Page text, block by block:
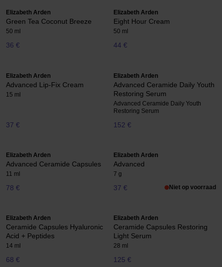
Elizabeth Arden
Green Tea Coconut Breeze
50 ml
36 €
Elizabeth Arden
Eight Hour Cream
50 ml
44 €
Elizabeth Arden
Advanced Lip-Fix Cream
15 ml
37 €
Elizabeth Arden
Advanced Ceramide Daily Youth
Restoring Serum
Advanced Ceramide Daily Youth
Restoring Serum
152 €
Elizabeth Arden
Advanced Ceramide Capsules
11 ml
78 €
Elizabeth Arden
Advanced
7 g
37 € Niet op voorraad
Elizabeth Arden
Ceramide Capsules Hyaluronic
Acid + Peptides
14 ml
68 €
Elizabeth Arden
Ceramide Capsules Restoring
Light Serum
28 ml
125 €